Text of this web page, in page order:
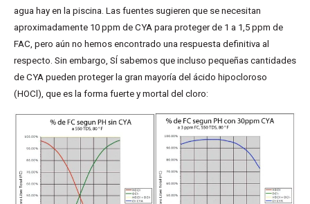
agua hay en la piscina. Las fuentes sugieren que se necesitan
aproximadamente 10 ppm de CYA para proteger de 1 a 1,5 ppm de
FAC, pero aún no hemos encontrado una respuesta definitiva al
respecto. Sin embargo, SÍ sabemos que incluso pequeñas cantidades
de CYA pueden proteger la gran mayoría del ácido hipocloroso
(HOCl), que es la forma fuerte y mortal del cloro: